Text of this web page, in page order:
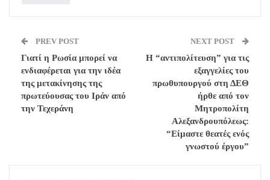
PREV POST
Γιατί η Ρωσία μπορεί να
ενδιαφέρεται για την ιδέα
της μετακίνησης της
πρωτεύουσας του Ιράν από
την Τεχεράνη
NEXT POST
Η “αντιπολίτευση” για τις
εξαγγελίες του
πρωθυπουργού στη ΔΕΘ
ήρθε από τον
Μητροπολίτη
Αλεξανδρουπόλεως:
“Είμαστε θεατές ενός
γνωστού έργου”